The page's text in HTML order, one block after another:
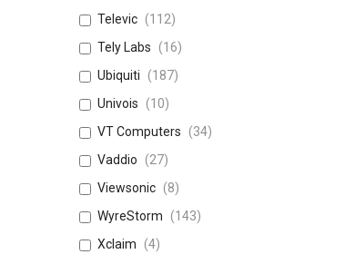
Televic
112
Tely Labs
16
Ubiquiti
187
Univois
10
VT Computers
34
Vaddio
27
Viewsonic
8
WyreStorm
143
Xclaim
4